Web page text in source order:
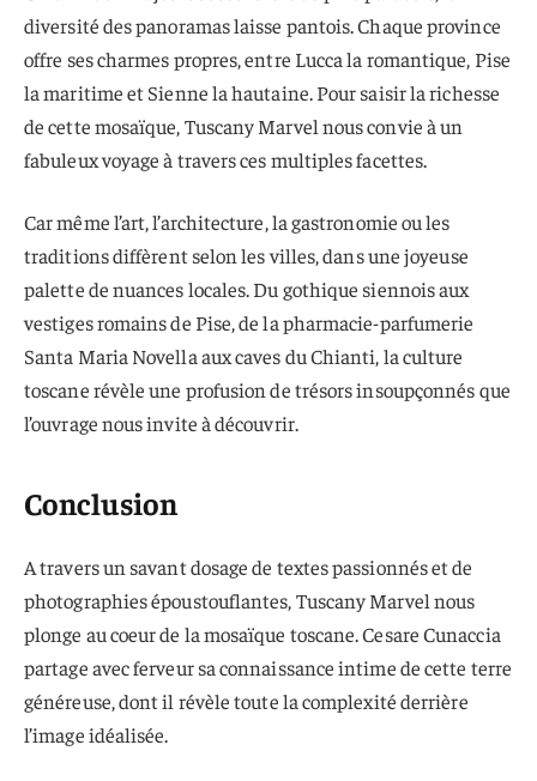
diversité des panoramas laisse pantois. Chaque province
offre ses charmes propres, entre Lucca la romantique, Pise
la maritime et Sienne la hautaine. Pour saisir la richesse
de cette mosaïque, Tuscany Marvel nous convie à un
fabuleux voyage à travers ces multiples facettes.
Car même l’art, l’architecture, la gastronomie ou les
traditions diffèrent selon les villes, dans une joyeuse
palette de nuances locales. Du gothique siennois aux
vestiges romains de Pise, de la pharmacie-parfumerie
Santa Maria Novella aux caves du Chianti, la culture
toscane révèle une profusion de trésors insoupçonnés que
l’ouvrage nous invite à découvrir.
Conclusion
A travers un savant dosage de textes passionnés et de
photographies époustouflantes, Tuscany Marvel nous
plonge au coeur de la mosaïque toscane. Cesare Cunaccia
partage avec ferveur sa connaissance intime de cette terre
généreuse, dont il révèle toute la complexité derrière
l’image idéalisée.